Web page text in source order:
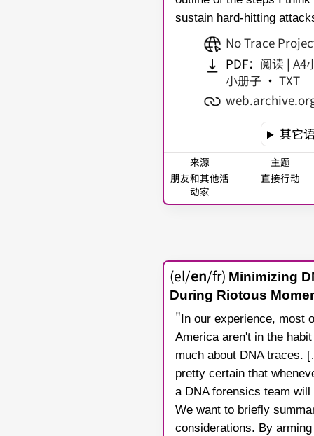
sustain hard-hitting
No Trace
PDF： 阅读 |A4
小册子 •TXT
其它
来源
朋友和其他活
动家
主题
直接行动
(el/en/fr) Minimizing
During Riotous
"In our experience, most
America aren't in the
much about DNA traces.
pretty certain that
a DNA forensics team
We want to briefly
considerations. By